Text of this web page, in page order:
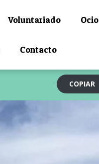
Voluntariado Ocio
Contacto
COPIAR